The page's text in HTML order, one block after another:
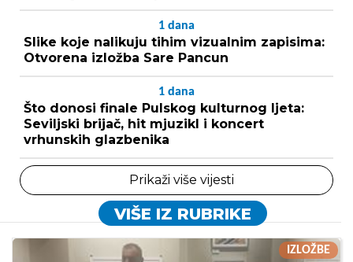
1 dana
Slike koje nalikuju tihim vizualnim zapisima:
Otvorena izložba Sare Pancun
1 dana
Što donosi finale Pulskog kulturnog ljeta:
Seviljski brijač, hit mjuzikl i koncert
vrhunskih glazbenika
Prikaži više vijesti
VIŠE IZ RUBRIKE
IZLOŽBE